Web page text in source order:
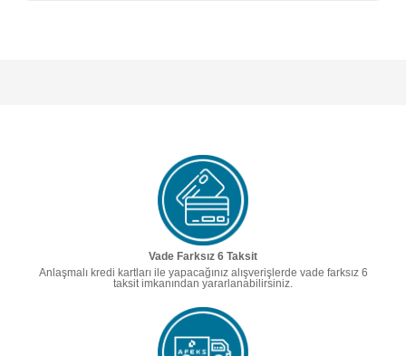
Vade Farksız 6 Taksit
Anlaşmalı kredi kartları ile yapacağınız alışverişlerde vade farksız 6
taksit imkanından yararlanabilirsiniz.